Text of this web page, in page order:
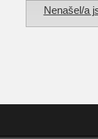
Nenašel/a